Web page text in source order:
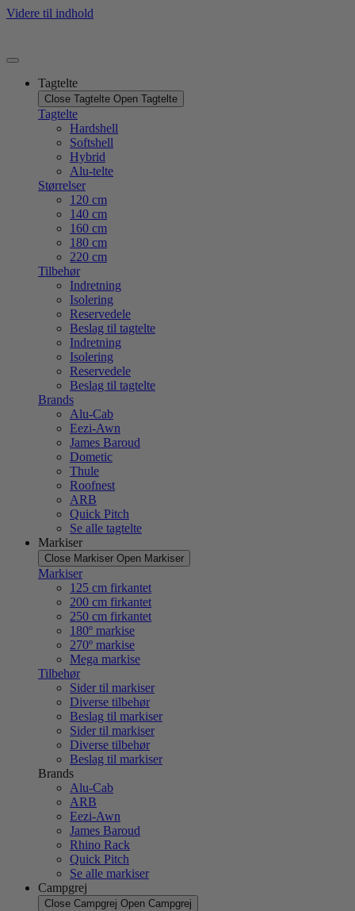
Videre til indhold
Tagtelte
Close Tagtelte Open Tagtelte
Tagtelte
Hardshell
Softshell
Hybrid
Alu-telte
Størrelser
120 cm
140 cm
160 cm
180 cm
220 cm
Tilbehør
Indretning
Isolering
Reservedele
Beslag til tagtelte
Indretning
Isolering
Reservedele
Beslag til tagtelte
Brands
Alu-Cab
Eezi-Awn
James Baroud
Dometic
Thule
Roofnest
ARB
Quick Pitch
Se alle tagtelte
Markiser
Close Markiser Open Markiser
Markiser
125 cm firkantet
200 cm firkantet
250 cm firkantet
180º markise
270º markise
Mega markise
Tilbehør
Sider til markiser
Diverse tilbehør
Beslag til markiser
Sider til markiser
Diverse tilbehør
Beslag til markiser
Brands
Alu-Cab
ARB
Eezi-Awn
James Baroud
Rhino Rack
Quick Pitch
Se alle markiser
Campgrej
Close Campgrej Open Campgrej